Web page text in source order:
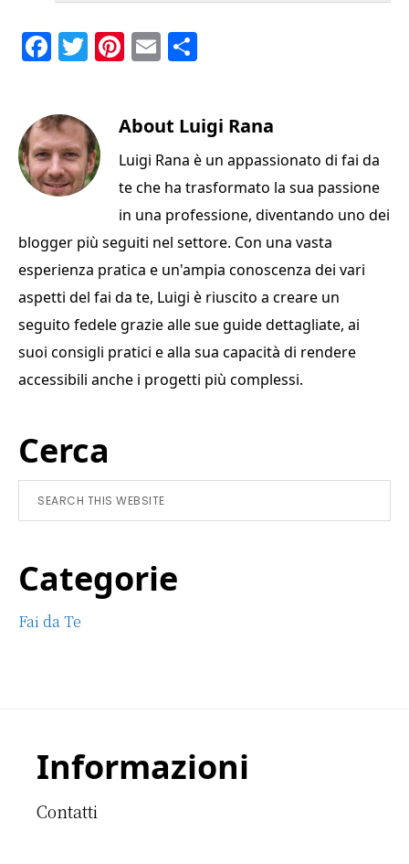
F
c
e
b
o
k
T
te
r
Pi
re
st
E
l di
vi
di
About Luigi Rana
Luigi Rana è un appassionato di fai da
te che ha trasformato la sua passione
in una professione, diventando uno dei
blogger più seguiti nel settore. Con una vasta
esperienza pratica e un'ampia conoscenza dei vari
aspetti del fai da te, Luigi è riuscito a creare un
seguito fedele grazie alle sue guide dettagliate, ai
suoi consigli pratici e alla sua capacità di rendere
accessibili anche i progetti più complessi.
Primary
Sidebar
Cerca
Search
this
Categorie
Fai da Te
Footer
Informazioni
Contatti